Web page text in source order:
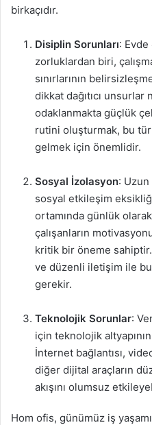
birkaçıdır.
Disiplin Sorunları:
zorluklardan biri,
sınırlarının
dikkat dağıtıcı
odaklanmakta güçlük
rutini oluşturmak, bu
gelmek için önemlidir.
Sosyal İzolasyon:
sosyal etkileşim
ortamında günlük
çalışanların
kritik bir öneme
ve düzenli iletişim ile
gerekir.
Teknolojik Sorunlar:
için teknolojik
İnternet bağlantısı,
diğer dijital araçların
akışını olumsuz
Hom ofis, günümüz iş